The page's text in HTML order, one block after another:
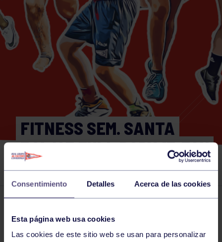
Consentimiento Detalles Acerca de las cookies
Esta página web usa cookies
Las cookies de este sitio web se usan para personalizar
FITNESS SEM. SANTA
3/4/23 FULL BODY 17:30H
SALA AEROBIC